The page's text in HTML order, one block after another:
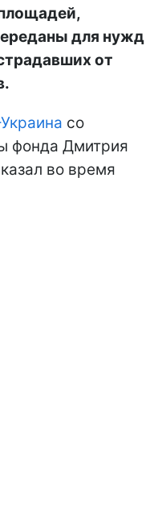
для нужд
от
со
фонда Дмитрия
во время